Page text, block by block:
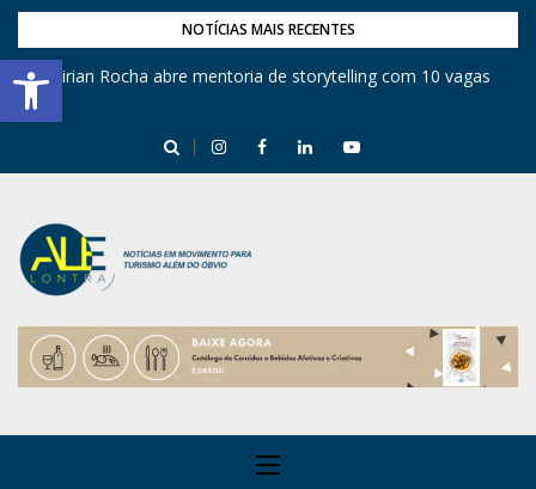
Barra de Ferramentas Aberta
NOTÍCIAS MAIS RECENTES
Mirian Rocha abre mentoria de storytelling com 10 vagas